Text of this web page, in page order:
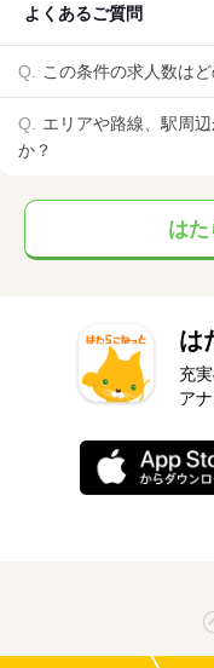
よくあるご質問
この条件の求人数は
エリアや路線、駅周
か？
は
は
充
ア